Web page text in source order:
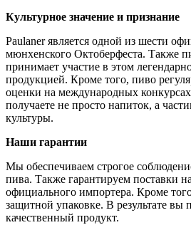
Культурное значение и признание
Paulaner является одной из шести
мюнхенского Октоберфеста. Также
принимает участие в этом
продукцией. Кроме того, пиво
оценки на международных
получаете не просто напиток, а
культуры.
Наши гарантии
Мы обеспечиваем строгое
пива. Также гарантируем поставки
официального импортера. Кроме
защитной упаковке. В результате вы
качественный продукт.